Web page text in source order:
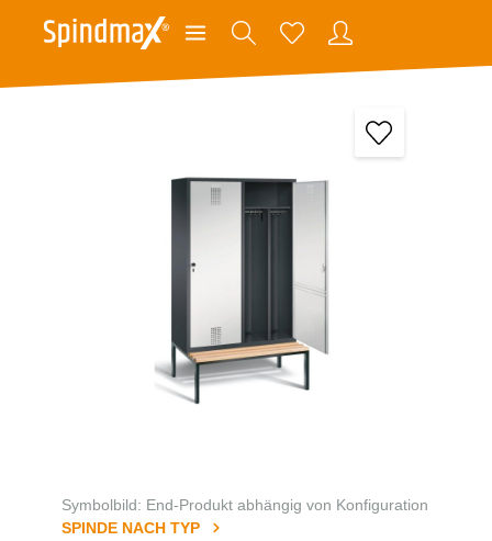
Symbolbild: End-Produkt abhängig von Konfiguration
SPINDE NACH TYP